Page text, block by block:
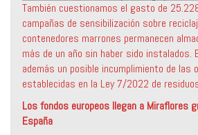
También cuestionamos el gasto de
campañas de sensibilización sobre
contenedores marrones permanecen
más de un año sin haber sido instalados.
además un posible incumplimiento de las
establecidas en la Ley 7/2022 de
Los fondos europeos llegan a Miraflores
España